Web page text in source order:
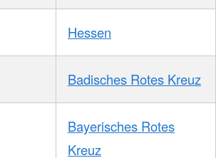
Hessen
Badisches Rotes Kreuz
Bayerisches Rotes
Kreuz